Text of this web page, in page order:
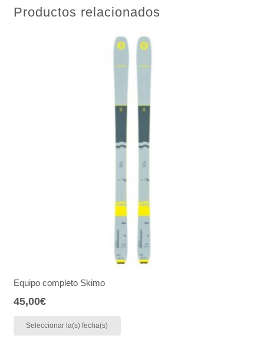
Productos relacionados
Equipo completo Skimo
45,00€
Seleccionar la(s) fecha(s)